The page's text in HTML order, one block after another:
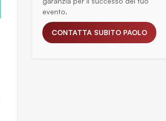
evento.
CONTATTA SUBITO PAOLO